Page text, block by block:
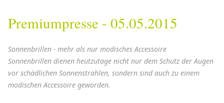
Premiumpresse - 05.05.2015
Sonnenbrillen - mehr als nur modisches Accessoire
Sonnenbrillen dienen heutzutage nicht nur dem Schutz der Augen
vor schädlichen Sonnenstrahlen, sondern sind auch zu einem
modischen Accessoire geworden.